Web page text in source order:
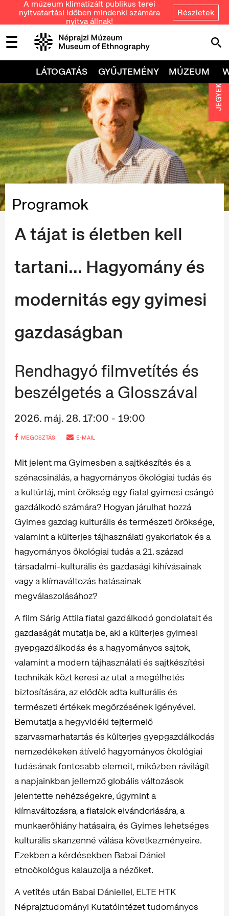
A múzeum klimatizált publikus terei
nyitvatartási időben mindenki számára
nyitva állnak!
Részletek
LÁTOGATÁS GYŰJTEMÉNY MÚZEUM
Programok
A tájat is életben kell
tartani... Hagyomány és
modernitás egy gyimesi
gazdaságban
Rendhagyó filmvetítés és
beszélgetés a Glosszával
2026. máj. 28. 17:00 - 19:00
MEGOSZTÁS E-MAIL
Mit jelent ma Gyimesben a sajtkészítés és a
szénacsinálás, a hagyományos ökológiai tudás és
a kultúrtáj, mint örökség egy fiatal gyimesi csángó
gazdálkodó számára? Hogyan járulhat hozzá
Gyimes gazdag kulturális és természeti öröksége,
valamint a külterjes tájhasználati gyakorlatok és a
hagyományos ökológiai tudás a 21. század
társadalmi-kulturális és gazdasági kihívásainak
vagy a klímaváltozás hatásainak
megválaszolásához?
A film Sárig Attila fiatal gazdálkodó gondolatait és
gazdaságát mutatja be, aki a külterjes gyimesi
gyepgazdálkodás és a hagyományos sajtok,
valamint a modern tájhasználati és sajtkészítési
technikák közt keresi az utat a megélhetés
biztosítására, az elődök adta kulturális és
természeti értékek megőrzésének igényével.
Bemutatja a hegyvidéki tejtermelő
szarvasmarhatartás és külterjes gyepgazdálkodás
nemzedékeken átívelő hagyományos ökológiai
tudásának fontosabb elemeit, miközben rávilágít
a napjainkban jellemző globális változások
jelentette nehézségekre, úgymint a
klímaváltozásra, a fiatalok elvándorlására, a
munkaerőhiány hatásaira, és Gyimes lehetséges
kulturális skanzenné válása következményeire.
Ezekben a kérdésekben Babai Dániel
etnoökológus kalauzolja a nézőket.
A vetítés után Babai Dániellel, ELTE HTK
Néprajztudományi Kutatóintézet tudományos
JEGYEK